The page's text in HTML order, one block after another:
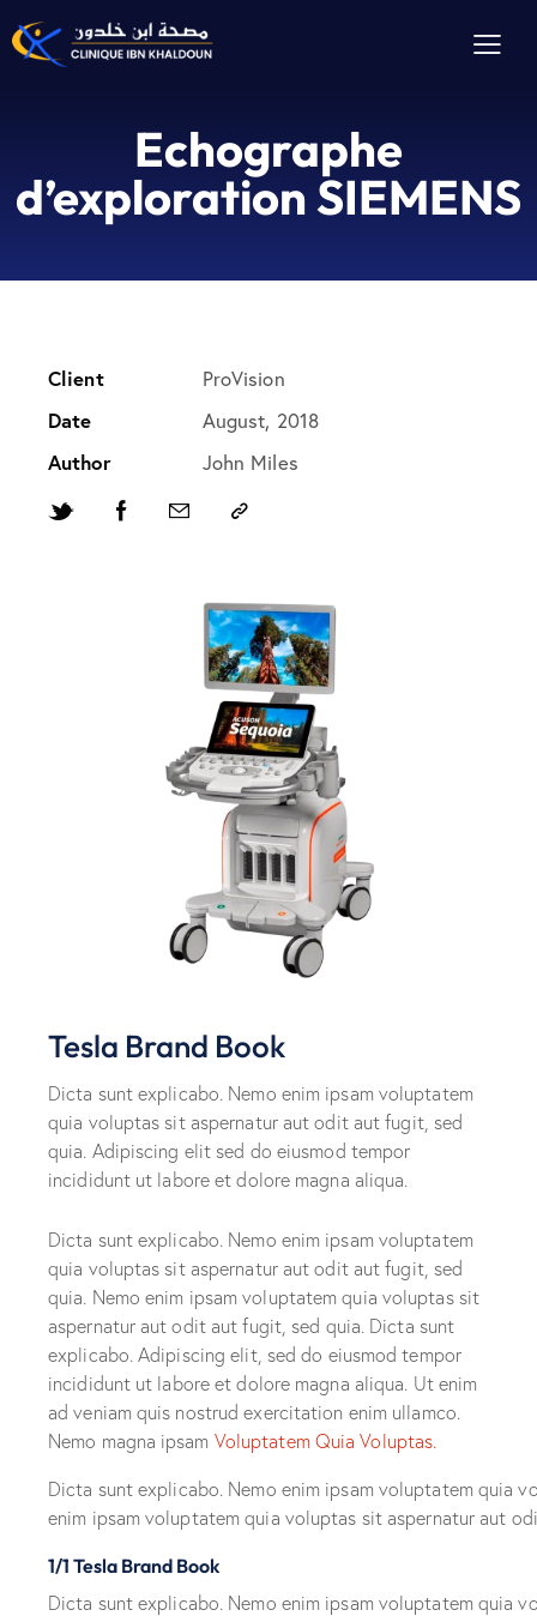
Echographe
d’exploration SIEMENS
Client
ProVision
Date
August, 2018
Author
John Miles
Tesla Brand Book
Dicta sunt explicabo. Nemo enim ipsam voluptatem
quia voluptas sit aspernatur aut odit aut fugit, sed
quia. Adipiscing elit sed do eiusmod tempor
incididunt ut labore et dolore magna aliqua.
Dicta sunt explicabo. Nemo enim ipsam voluptatem
quia voluptas sit aspernatur aut odit aut fugit, sed
quia. Nemo enim ipsam voluptatem quia voluptas sit
aspernatur aut odit aut fugit, sed quia. Dicta sunt
explicabo. Adipiscing elit, sed do eiusmod tempor
incididunt ut labore et dolore magna aliqua. Ut enim
ad veniam quis nostrud exercitation enim ullamco.
Nemo magna ipsam Voluptatem Quia Voluptas.
Dicta sunt explicabo. Nemo enim ipsam voluptatem quia
enim ipsam voluptatem quia voluptas sit aspernatur aut
1/1 Tesla Brand Book
Dicta sunt explicabo. Nemo enim ipsam voluptatem quia